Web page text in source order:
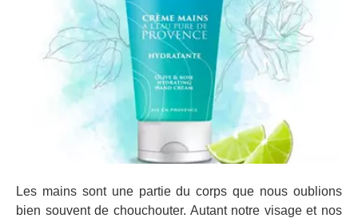
Les mains sont une partie du corps que nous oublions
bien souvent de chouchouter. Autant notre visage et nos